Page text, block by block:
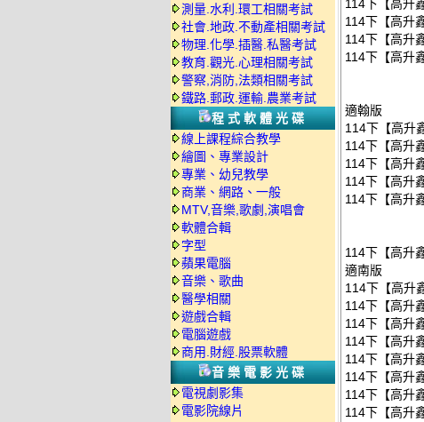
測量.水利.環工相關考試
社會.地政.不動產相關考試
物理.化學.插醫.私醫考試
教育.觀光.心理相關考試
警察,消防,法類相關考試
鐵路.郵政.運輸.農業考試
程式軟體光碟
線上課程綜合教學
繪圖、專業設計
專業、幼兒教學
商業、網路、一般
MTV,音樂,歌劇,演唱會
軟體合輯
字型
蘋果電腦
音樂、歌曲
醫學相關
遊戲合輯
電腦遊戲
商用.財經.股票軟體
音樂電影光碟
電視劇影集
電影院線片
114下【高升
114下【高升
114下【高升
114下【高升
適翰版
114下【高升
114下【高升
114下【高升
114下【高升
114下【高升
114下【高升
適南版
114下【高升
114下【高升
114下【高升
114下【高升
114下【高升
114下【高升
114下【高升
114下【高升